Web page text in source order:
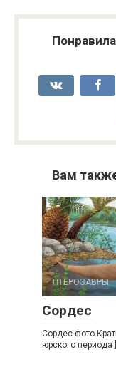
Вам
ПТЕРОЗАВРЫ
Сордес
Сордес фото
юрского